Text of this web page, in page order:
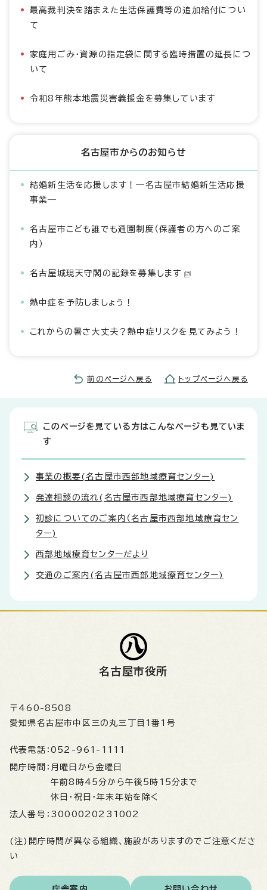
最高裁判決を踏まえた生活保護費等の追加給付につい
て
家庭用ごみ・資源の指定袋に関する臨時措置の延長につ
いて
令和8年熊本地震災害義援金を募集しています
名古屋市からのお知らせ
結婚新生活を応援します！―名古屋市結婚新生活応援
事業―
名古屋市こども誰でも通園制度（保護者の方へのご案
内）
名古屋城現天守閣の記録を募集します
熱中症を予防しましょう！
これからの暑さ大丈夫？熱中症リスクを見てみよう！
前のページへ戻る トップページへ戻る
このページを見ている方はこんなページも見ていま
す
事業の概要(名古屋市西部地域療育センター)
発達相談の流れ(名古屋市西部地域療育センター)
初診についてのご案内（名古屋市西部地域療育セン
ター)
西部地域療育センターだより
交通のご案内(名古屋市西部地域療育センター)
名古屋市役所
〒460-8508
愛知県名古屋市中区三の丸三丁目1番1号
代表電話： 052-961-1111
開庁時間： 月曜日から金曜日
午前8時45分から午後5時15分まで
休日・祝日・年末年始を除く
法人番号： 3000020231002
(注)開庁時間が異なる組織、施設がありますのでご注意くださ
い